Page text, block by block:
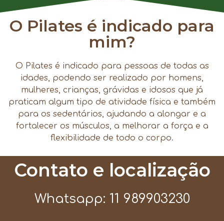
O Pilates é indicado para
mim?
O Pilates é indicado para pessoas de todas as
idades, podendo ser realizado por homens,
mulheres, crianças, grávidas e idosos que já
praticam algum tipo de atividade física e também
para os sedentários, ajudando a alongar e a
fortalecer os músculos, a melhorar a força e a
flexibilidade de todo o corpo.
Contato e localização
Whatsapp: 11 989903230